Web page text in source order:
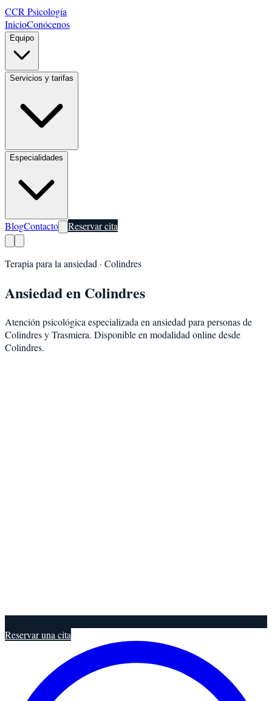
CCR Psicología
InicioConócenos
Equipo
Servicios y tarifas
Especialidades
BlogContacto Reservar cita
Terapia para la ansiedad · Colindres
Ansiedaden Colindres
Atención psicológica especializada en ansiedad para personas de
ColindresyTrasmiera. Disponible en modalidad online desde
Colindres.
Reservar una cita